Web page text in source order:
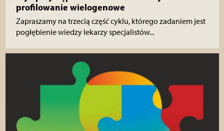
profilowanie wielogenowe
Zapraszamy na trzecią część cyklu, którego zadaniem jest
pogłębienie wiedzy lekarzy specjalistów...